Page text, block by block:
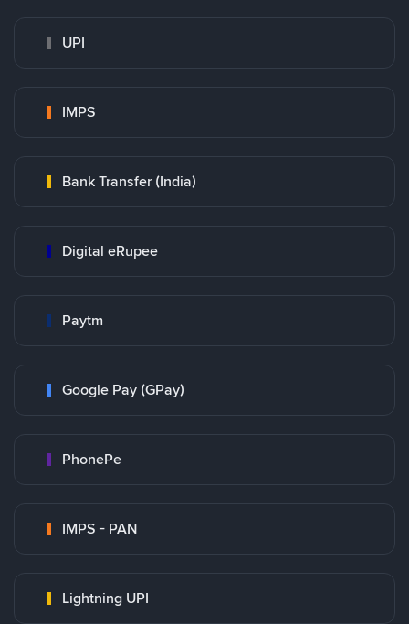
UPI
IMPS
Bank Transfer (India)
Digital eRupee
Paytm
Google Pay (GPay)
PhonePe
IMPS - PAN
Lightning UPI